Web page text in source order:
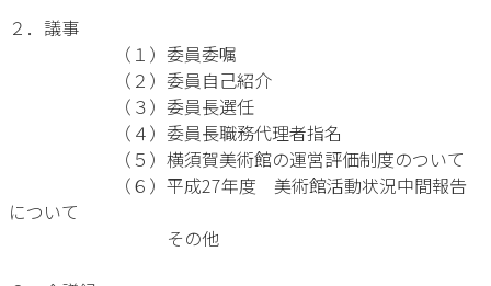
２．議事
（１）委員委嘱
（２）委員自己紹介
（３）委員長選任
（４）委員長職務代理者指名
（５）横須賀美術館の運営評価制度のついて
（６）平成27年度 美術館活動状況中間報告
について
その他